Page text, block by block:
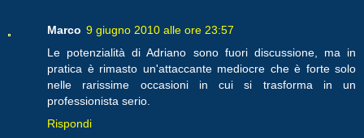
Marco 9 giugno 2010 alle ore 23:57
Le potenzialità di Adriano sono fuori discussione, ma in
pratica è rimasto un'attaccante mediocre che è forte solo
nelle rarissime occasioni in cui si trasforma in un
professionista serio.
Rispondi